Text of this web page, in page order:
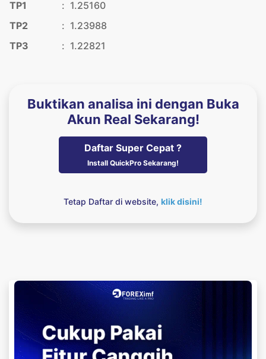
TP1 : 1.25160
TP2
: 1.23988
TP3
: 1.22821
Buktikan analisa ini dengan Buka
Akun Real Sekarang!
Daftar Super Cepat ?
Install QuickPro Sekarang!
Tetap Daftar di website, klik disini!